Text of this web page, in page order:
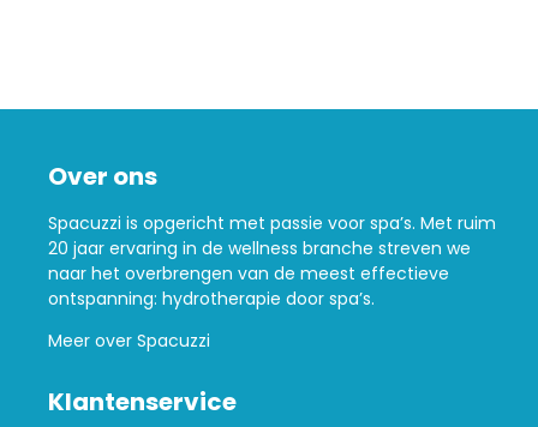
Over ons
Spacuzzi is opgericht met passie voor spa’s. Met ruim
20 jaar ervaring in de wellness branche streven we
naar het overbrengen van de meest effectieve
ontspanning: hydrotherapie door spa’s.
Meer over Spacuzzi
Klantenservice